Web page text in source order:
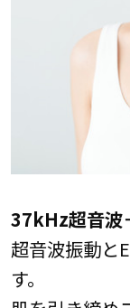
37kHz超音波
超音波振動と
す。